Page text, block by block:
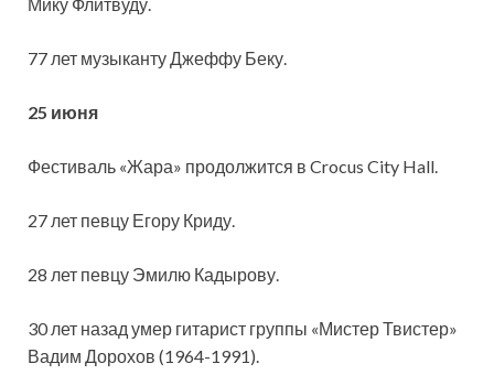
77 лет музыканту Джеффу Беку.
25 июня
Фестиваль «Жара» продолжится в Crocus City Hall.
27 лет певцу Егору Криду.
28 лет певцу Эмилю Кадырову.
30 лет назад умер гитарист группы «Мистер Твистер»
Вадим Дорохов (1964-1991).